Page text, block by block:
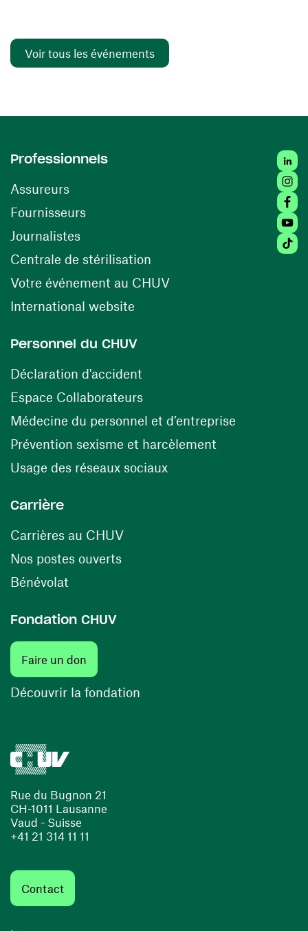
Voir tous les événements
Rue du Bugnon 21
CH-1011 Lausanne
Vaud - Suisse
+41 21 314 11 11
Contact
Professionnels
Assureurs
Fournisseurs(ouvre une nouvelle fenêtre)
Journalistes
Centrale de stérilisation (ouvre une nouvelle
Votre événement au CHUV(ouvre une nouvelle
International website
Personnel du CHUV
Déclaration d'accident
Espace Collaborateurs(ouvre une nouvelle fenêtre)
Médecine du personnel et d’entreprise
Prévention sexisme et harcèlement
Usage des réseaux sociaux(ouvre une nouvelle
Carrière
Carrières au CHUV(ouvre une nouvelle fenêtre)
Nos postes ouverts(ouvre une nouvelle fenêtre)
Bénévolat
Fondation CHUV
Faire un don
Découvrir la fondation